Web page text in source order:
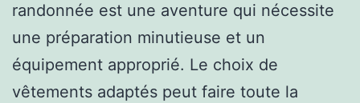
randonnée est une aventure qui nécessite
une préparation minutieuse et un
équipement approprié. Le choix de
vêtements adaptés peut faire toute la